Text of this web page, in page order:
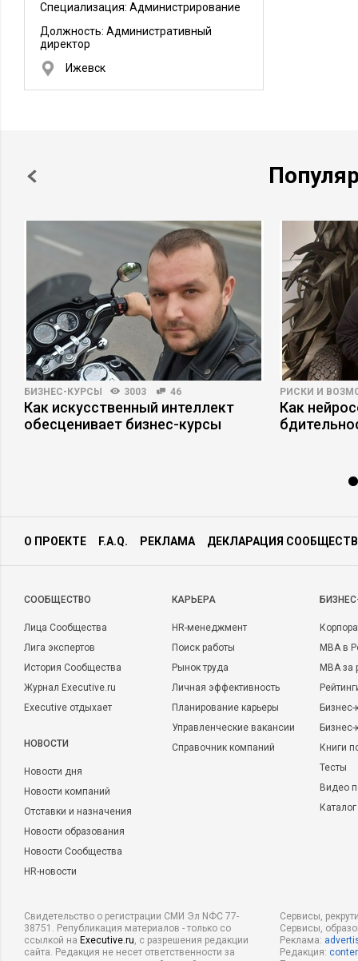
Специализация: Администрирование
Должность: Административный
директор
Ижевск
БИЗНЕС-КУРСЫ 3003 46
Как искусственный интеллект
обесценивает бизнес-курсы
РИСКИ И
Как
О ПРОЕКТЕ F.A.Q. РЕКЛАМА ДЕКЛАРАЦИЯ
CООБЩЕСТВО
Лица Сообщества
Лига экспертов
История Сообщества
Журнал Executive.ru
Executive отдыхает
НОВОСТИ
Новости дня
Новости компаний
Отставки и назначения
Новости образования
Новости Сообщества
HR-новости
КАРЬЕРА
HR-менеджмент
Поиск работы
Рынок труда
Личная эффективность
Планирование карьеры
Управленческие вакансии
Справочник компаний
MBA в
MBA
Бизнес-
Книги
Тесты
Видео
Свидетельство о регистрации СМИ Эл NФС 77-
38751. Републикация материалов - только со
ссылкой на Executive.ru, с разрешения редакции
сайта. Редакция не несет ответственности за
Сервисы,
Сервисы,
Реклама:
Редакция: